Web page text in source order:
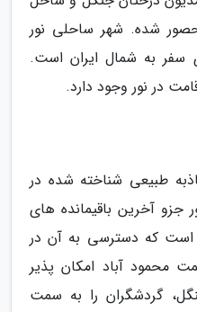
شده. شهر ساحلی نور
سفر به شمال ایران است.
در نور وجود دارد.
طبیعی شناخته شده در
آخرین باقیمانده های
است که دسترسی به آن در
محمود آباد امکان پذیر
گردشگران را به سمت